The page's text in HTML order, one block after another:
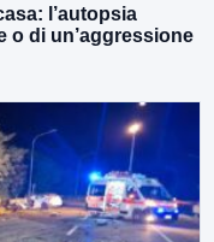
l’autopsia
o di un’aggressione